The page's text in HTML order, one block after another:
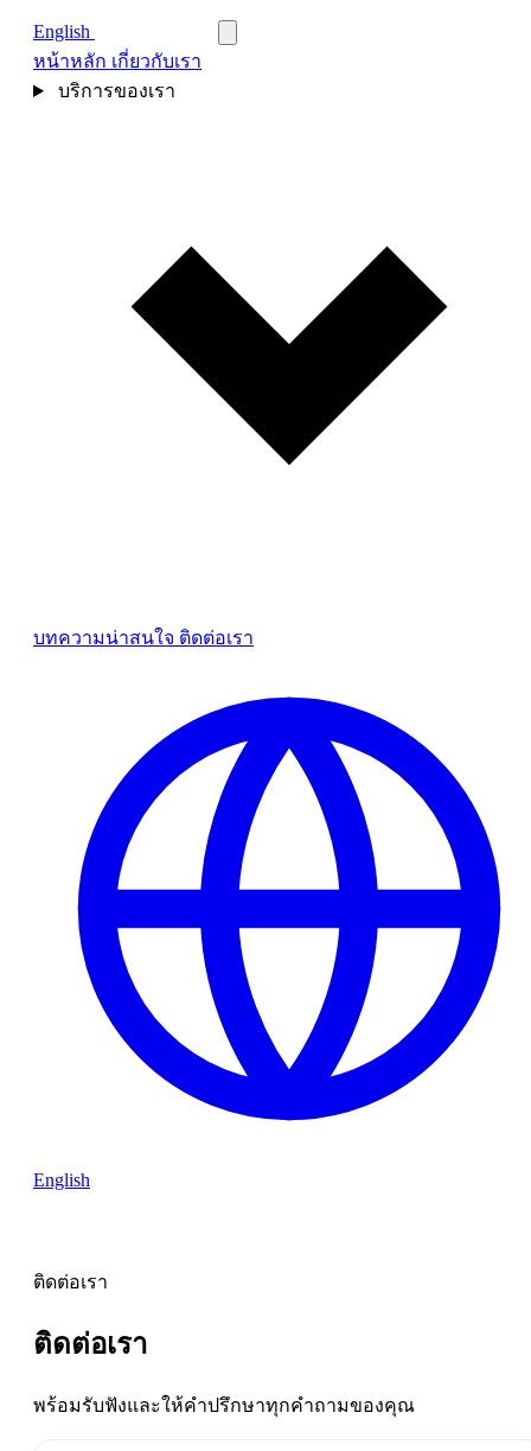
English
หน้าหลัก เกี่ยวกับเรา
บริการของเรา
บทความน่าสนใจ ติดต่อเรา
English
ติดต่อเรา
ติดต่อเรา
พร้อมรับฟังและให้คำปรึกษาทุกคำถามของคุณ